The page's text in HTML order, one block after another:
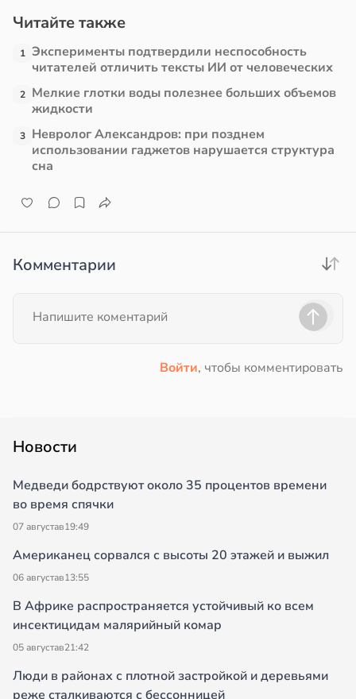
Читайте также
1 Эксперименты подтвердили неспособность
читателей отличить тексты ИИ от человеческих
2 Мелкие глотки воды полезнее больших объемов
жидкости
3 Невролог Александров: при позднем
использовании гаджетов нарушается структура
сна
Комментарии
Войти, чтобы комментировать
Новости
Медведи бодрствуют около 35 процентов времени
во время спячки
07 августав19:49
Американец сорвался с высоты 20 этажей и выжил
06 августав13:55
В Африке распространяется устойчивый ко всем
инсектицидам малярийный комар
05 августав21:42
Люди в районах с плотной застройкой и деревьями
реже сталкиваются с бессонницей